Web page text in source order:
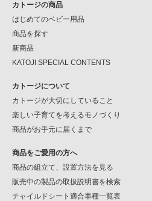
カトージの商品
はじめてのベビー用品
商品を探す
新商品
KATOJI SPECIAL CONTENTS
カトージについて
カトージが大切にしていること
楽しい子育てを考えるモノづくり
商品がお手元に届くまで
商品をご愛用の方へ
商品の組立て、設置方法を見る
販売中の製品の取扱説明書を検索
チャイルドシート適合車種一覧表